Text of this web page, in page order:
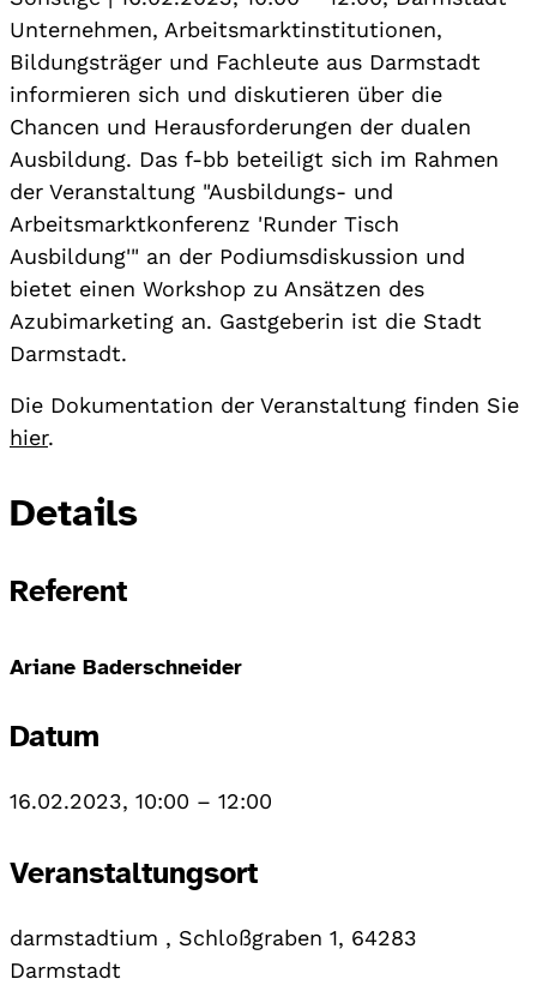
Unternehmen, Arbeitsmarktinstitutionen,
Bildungsträger und Fachleute aus Darmstadt
informieren sich und diskutieren über die
Chancen und Herausforderungen der dualen
Ausbildung. Das f-bb beteiligt sich im Rahmen
der Veranstaltung "Ausbildungs- und
Arbeitsmarktkonferenz 'Runder Tisch
Ausbildung'" an der Podiumsdiskussion und
bietet einen Workshop zu Ansätzen des
Azubimarketing an. Gastgeberin ist die Stadt
Darmstadt.
Die Dokumentation der Veranstaltung finden Sie
hier.
Details
Referent
Ariane Baderschneider
Datum
16.02.2023, 10:00 – 12:00
Veranstaltungsort
darmstadtium , Schloßgraben 1, 64283
Darmstadt